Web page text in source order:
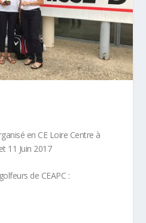
en CE Loire Centre à
11 Juin 2017
de CEAPC :